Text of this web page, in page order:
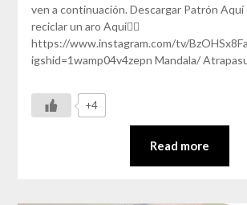
ven a continuación. Descargar Patrón Aquí
reciclar un aro Aquí👇🏼
https://www.instagram.com/tv/
igshid=1wamp04v4zepn Mandala/
+4
Read more